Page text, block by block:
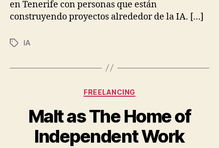
través
de
consultoría
tecnológica.
en Tenerife con personas que están
construyendo proyectos alrededor de la IA. […]
Etiquetas
IA
Categorías
FREELANCING
Malt as The Home of
Independent Work